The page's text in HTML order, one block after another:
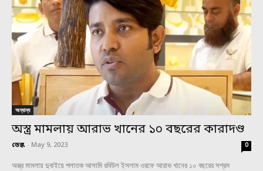
অন্যান্য
অস্ত্র মামলায় আরাভ খানের ১০ বছরের কারাদণ্ড
ডেস্ক - May 9, 2023 0
অস্ত্র মামলায় দুবাইয়ে পলাতক আসামি রবিউল ইসলাম ওরফে আরাভ খানের ১০ বছরের সশ্রম